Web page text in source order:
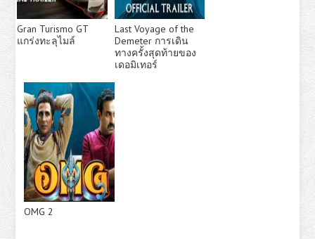
Gran Turismo GT
แกร่งทะลุไมล์
Last Voyage of the
Demeter การเดิน
ทางครั้งสุดท้ายของ
เดอมิเทอร์
OMG 2